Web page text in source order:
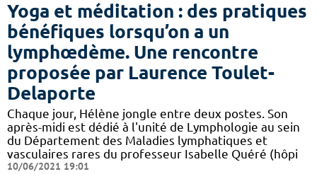
Yoga et méditation : des pratiques
bénéfiques lorsqu’on a un
lymphœdème. Une rencontre
proposée par Laurence Toulet-
Delaporte
Chaque jour, Hélène jongle entre deux postes. Son
après-midi est dédié à l'unité de Lymphologie au sein
du Département des Maladies lymphatiques et
vasculaires rares du professeur Isabelle Quéré (hôpi
10/06/2021 19:01